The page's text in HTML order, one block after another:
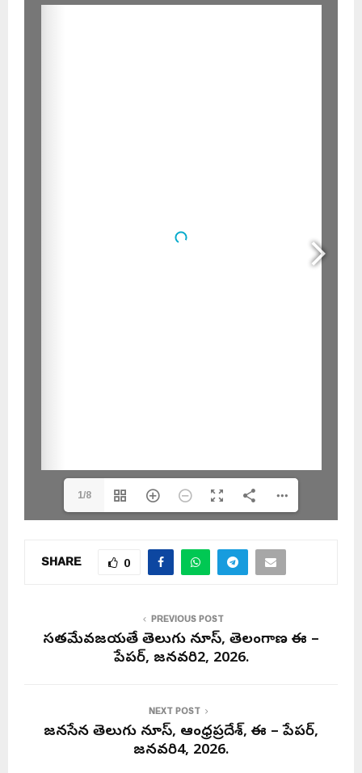
1/8
SHARE 0
PREVIOUS POST
సత్యమేవజయతే తెలుగు న్యూస్, తెలంగాణ ఈ –
పేపర్, జనవరి2, 2026.
NEXT POST
జనసేన తెలుగు న్యూస్, ఆంధ్రప్రదేశ్, ఈ – పేపర్,
జనవరి4, 2026.